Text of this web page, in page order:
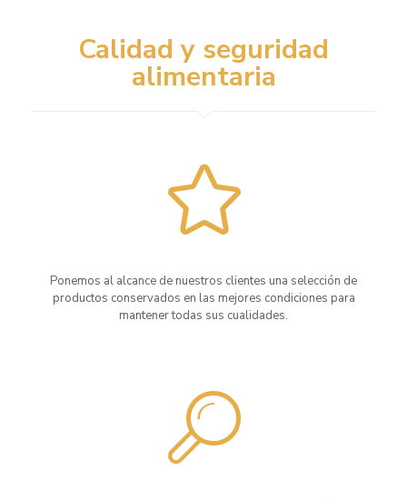
Calidad y seguridad
alimentaria
Ponemos al alcance de nuestros clientes una selección de
productos conservados en las mejores condiciones para
mantener todas sus cualidades.